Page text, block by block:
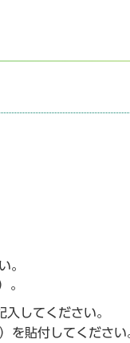
。
。
してください。
を貼付してください